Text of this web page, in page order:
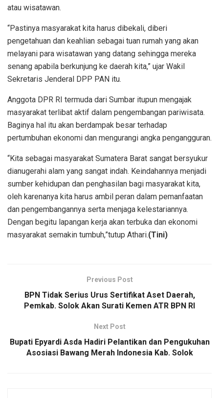
atau wisatawan.
“Pastinya masyarakat kita harus dibekali, diberi
pengetahuan dan keahlian sebagai tuan rumah yang akan
melayani para wisatawan yang datang sehingga mereka
senang apabila berkunjung ke daerah kita,” ujar Wakil
Sekretaris Jenderal DPP PAN itu.
Anggota DPR RI termuda dari Sumbar itupun mengajak
masyarakat terlibat aktif dalam pengembangan pariwisata.
Baginya hal itu akan berdampak besar terhadap
pertumbuhan ekonomi dan mengurangi angka pengangguran.
“Kita sebagai masyarakat Sumatera Barat sangat bersyukur
dianugerahi alam yang sangat indah. Keindahannya menjadi
sumber kehidupan dan penghasilan bagi masyarakat kita,
oleh karenanya kita harus ambil peran dalam pemanfaatan
dan pengembangannya serta menjaga kelestariannya.
Dengan begitu lapangan kerja akan terbuka dan ekonomi
masyarakat semakin tumbuh,”tutup Athari.(Tini)
Previous Post
BPN Tidak Serius Urus Sertifikat Aset Daerah,
Pemkab. Solok Akan Surati Kemen ATR BPN RI
Next Post
Bupati Epyardi Asda Hadiri Pelantikan dan Pengukuhan
Asosiasi Bawang Merah Indonesia Kab. Solok